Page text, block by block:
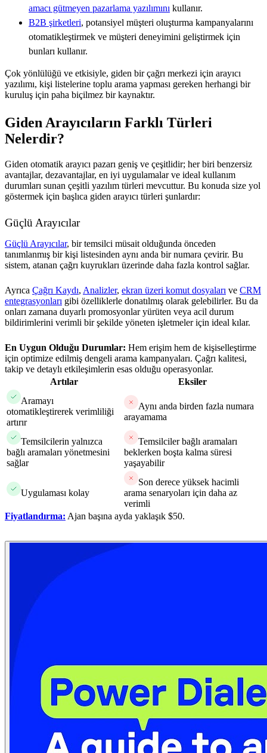
amacı gütmeyen pazarlama yazılımını kullanır.
B2B şirketleri, potansiyel müşteri oluşturma kampanyalarını
otomatikleştirmek ve müşteri deneyimini geliştirmek için
bunları kullanır.
Çok yönlülüğü ve etkisiyle, giden bir çağrı merkezi için arayıcı
yazılımı, kişi listelerine toplu arama yapması gereken herhangi bir
kuruluş için paha biçilmez bir kaynaktır.
Giden Arayıcıların Farklı Türleri
Nelerdir?
Giden otomatik arayıcı pazarı geniş ve çeşitlidir; her biri benzersiz
avantajlar, dezavantajlar, en iyi uygulamalar ve ideal kullanım
durumları sunan çeşitli yazılım türleri mevcuttur. Bu konuda size yol
göstermek için başlıca giden arayıcı türleri şunlardır:
Güçlü Arayıcılar
Güçlü Arayıcılar, bir temsilci müsait olduğunda önceden
tanımlanmış bir kişi listesinden aynı anda bir numara çevirir. Bu
sistem, atanan çağrı kuyrukları üzerinde daha fazla kontrol sağlar.
Ayrıca Çağrı Kaydı, Analizler, ekran üzeri komut dosyaları ve CRM
entegrasyonları gibi özelliklerle donatılmış olarak gelebilirler. Bu da
onları zamana duyarlı promosyonlar yürüten veya acil durum
bildirimlerini verimli bir şekilde yöneten işletmeler için ideal kılar.
En Uygun Olduğu Durumlar: Hem erişim hem de kişiselleştirme
için optimize edilmiş dengeli arama kampanyaları. Çağrı kalitesi,
takip ve detaylı etkileşimlerin esas olduğu operasyonlar.
Artılar
Eksiler
Aramayı
otomatikleştirerek verimliliği
artırır
Aynı anda birden fazla numara
arayamama
Temsilcilerin yalnızca
bağlı aramaları yönetmesini
sağlar
Temsilciler bağlı aramaları
beklerken boşta kalma süresi
yaşayabilir
Uygulaması kolay
Son derece yüksek hacimli
arama senaryoları için daha az
verimli
Fiyatlandırma: Ajan başına ayda yaklaşık $50.